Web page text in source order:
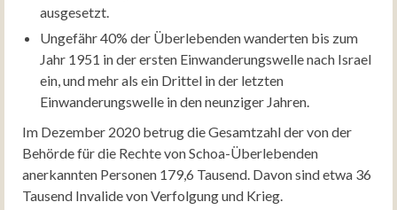
ausgesetzt.
Ungefähr 40% der Überlebenden wanderten bis zum
Jahr 1951 in der ersten Einwanderungswelle nach Israel
ein, und mehr als ein Drittel in der letzten
Einwanderungswelle in den neunziger Jahren.
Im Dezember 2020 betrug die Gesamtzahl der von der
Behörde für die Rechte von Schoa-Überlebenden
anerkannten Personen 179,6 Tausend. Davon sind etwa 36
Tausend Invalide von Verfolgung und Krieg.